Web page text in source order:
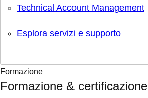
Technical Account Management
Esplora servizi e supporto
Formazione
Formazione & certificazione